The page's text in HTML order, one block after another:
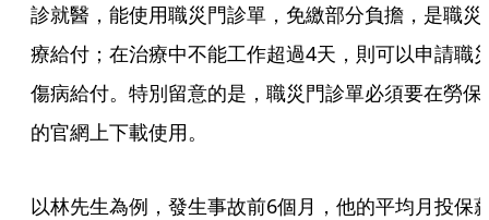
診就醫，能使用職災門診單，免繳部分負擔，是職災
療給付；在治療中不能工作超過4天，則可以申請職
傷病給付。特別留意的是，職災門診單必須要在勞保
的官網上下載使用。
以林先生為例，發生事故前6個月，他的平均月投保